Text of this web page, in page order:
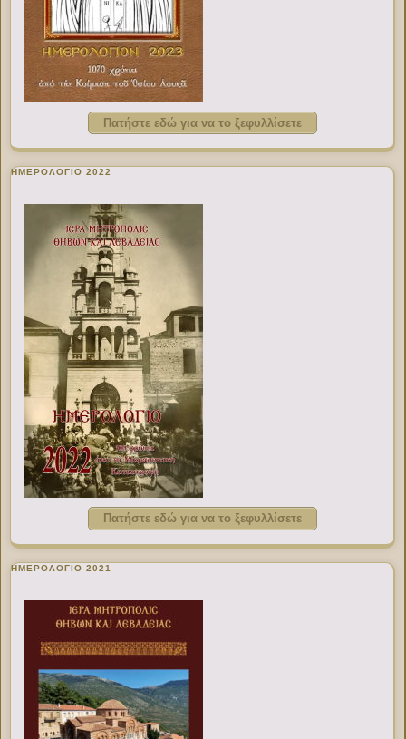
Πατήστε εδώ για να το ξεφυλλίσετε
ΗΜΕΡΟΛΟΓΙΟ 2022
Πατήστε εδώ για να το ξεφυλλίσετε
ΗΜΕΡΟΛΟΓΙΟ 2021